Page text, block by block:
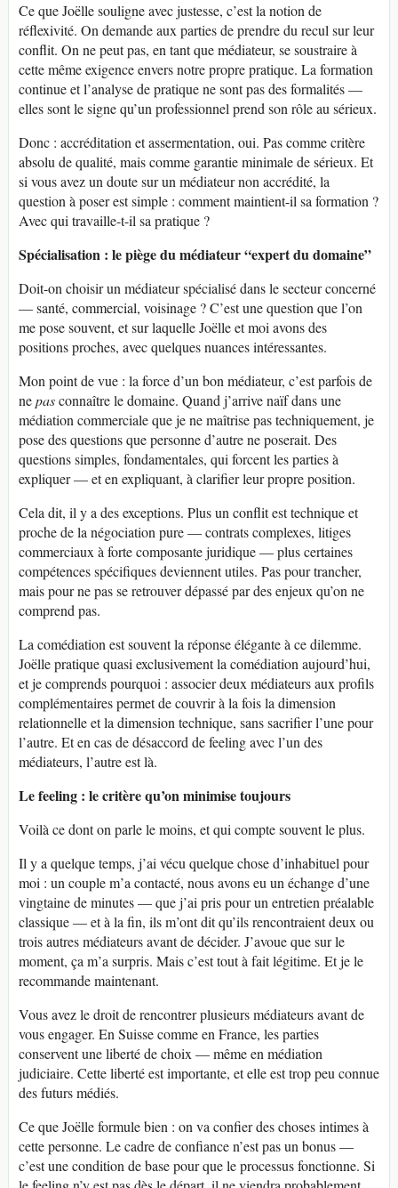
Ce que Joëlle souligne avec justesse, c’est la notion de
réflexivité. On demande aux parties de prendre du recul sur leur
conflit. On ne peut pas, en tant que médiateur, se soustraire à
cette même exigence envers notre propre pratique. La formation
continue et l’analyse de pratique ne sont pas des formalités —
elles sont le signe qu’un professionnel prend son rôle au sérieux.
Donc : accréditation et assermentation, oui. Pas comme critère
absolu de qualité, mais comme garantie minimale de sérieux. Et
si vous avez un doute sur un médiateur non accrédité, la
question à poser est simple : comment maintient-il sa formation ?
Avec qui travaille-t-il sa pratique ?
Spécialisation : le piège du médiateur “expert du domaine”
Doit-on choisir un médiateur spécialisé dans le secteur concerné
— santé, commercial, voisinage ? C’est une question que l’on
me pose souvent, et sur laquelle Joëlle et moi avons des
positions proches, avec quelques nuances intéressantes.
Mon point de vue : la force d’un bon médiateur, c’est parfois de
nepasconnaître le domaine. Quand j’arrive naïf dans une
médiation commerciale que je ne maîtrise pas techniquement, je
pose des questions que personne d’autre ne poserait. Des
questions simples, fondamentales, qui forcent les parties à
expliquer — et en expliquant, à clarifier leur propre position.
Cela dit, il y a des exceptions. Plus un conflit est technique et
proche de la négociation pure — contrats complexes, litiges
commerciaux à forte composante juridique — plus certaines
compétences spécifiques deviennent utiles. Pas pour trancher,
mais pour ne pas se retrouver dépassé par des enjeux qu’on ne
comprend pas.
La comédiation est souvent la réponse élégante à ce dilemme.
Joëlle pratique quasi exclusivement la comédiation aujourd’hui,
et je comprends pourquoi : associer deux médiateurs aux profils
complémentaires permet de couvrir à la fois la dimension
relationnelle et la dimension technique, sans sacrifier l’une pour
l’autre. Et en cas de désaccord de feeling avec l’un des
médiateurs, l’autre est là.
Le feeling : le critère qu’on minimise toujours
Voilà ce dont on parle le moins, et qui compte souvent le plus.
Il y a quelque temps, j’ai vécu quelque chose d’inhabituel pour
moi : un couple m’a contacté, nous avons eu un échange d’une
vingtaine de minutes — que j’ai pris pour un entretien préalable
classique — et à la fin, ils m’ont dit qu’ils rencontraient deux ou
trois autres médiateurs avant de décider. J’avoue que sur le
moment, ça m’a surpris. Mais c’est tout à fait légitime. Et je le
recommande maintenant.
Vous avez le droit de rencontrer plusieurs médiateurs avant de
vous engager. En Suisse comme en France, les parties
conservent une liberté de choix — même en médiation
judiciaire. Cette liberté est importante, et elle est trop peu connue
des futurs médiés.
Ce que Joëlle formule bien : on va confier des choses intimes à
cette personne. Le cadre de confiance n’est pas un bonus —
c’est une condition de base pour que le processus fonctionne. Si